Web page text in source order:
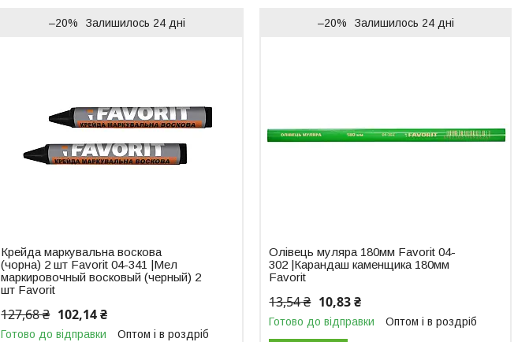
–20% Залишилось 24 дні
Крейда маркувальна воскова
(чорна) 2 шт Favorit 04-341 |Мел
маркировочный восковый (черный) 2
шт Favorit
127,68 ₴ 102,14 ₴
Готово до відправки Оптом і в роздріб
–20% Залишилось 24 дні
Олівець муляра 180мм Favorit 04-
302 |Карандаш каменщика 180мм
Favorit
13,54 ₴ 10,83 ₴
Готово до відправки Оптом і в роздріб